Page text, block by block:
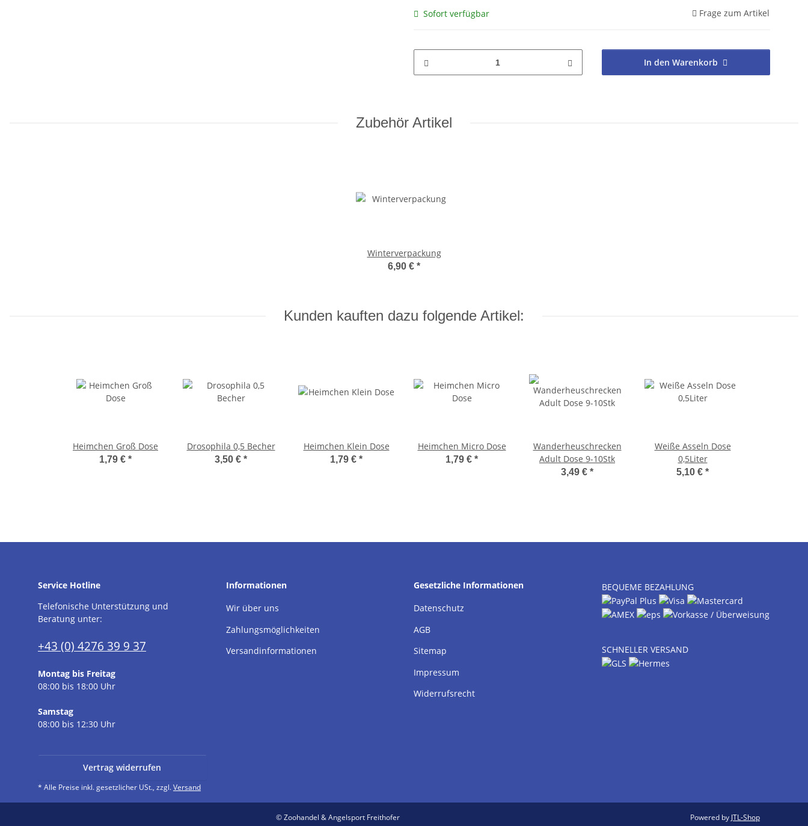
Sofort verfügbar Frage zum Artikel
In den Warenkorb
Zubehör Artikel
Winterverpackung
6,90 € *
Kunden kauften dazu folgende Artikel:
Heimchen Groß Dose
1,79 € *
Drosophila 0,5 Becher
3,50 € *
Heimchen Klein Dose
1,79 € *
Heimchen Micro Dose
1,79 € *
Wanderheuschrecken
Adult Dose 9-10Stk
3,49 € *
Weiße Asseln Dose
0,5Liter
5,10 € *
Service Hotline
Telefonische Unterstützung und
Beratung unter:
+43 (0) 4276 39 9 37
Montag bis Freitag
08:00 bis 18:00 Uhr
Samstag
08:00 bis 12:30 Uhr
Informationen
Wir über uns
Zahlungsmöglichkeiten
Versandinformationen
Gesetzliche Informationen
Datenschutz
AGB
Sitemap
Impressum
Widerrufsrecht
BEQUEME BEZAHLUNG
SCHNELLER VERSAND
Vertrag widerrufen
* Alle Preise inkl. gesetzlicher USt., zzgl.Versand
© Zoohandel & Angelsport Freithofer Powered by JTL-Shop